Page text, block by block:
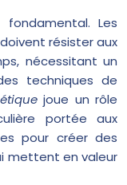
Les
résister aux
nécessitant un
techniques de
joue un rôle
portée aux
pour créer des
mettent en valeur